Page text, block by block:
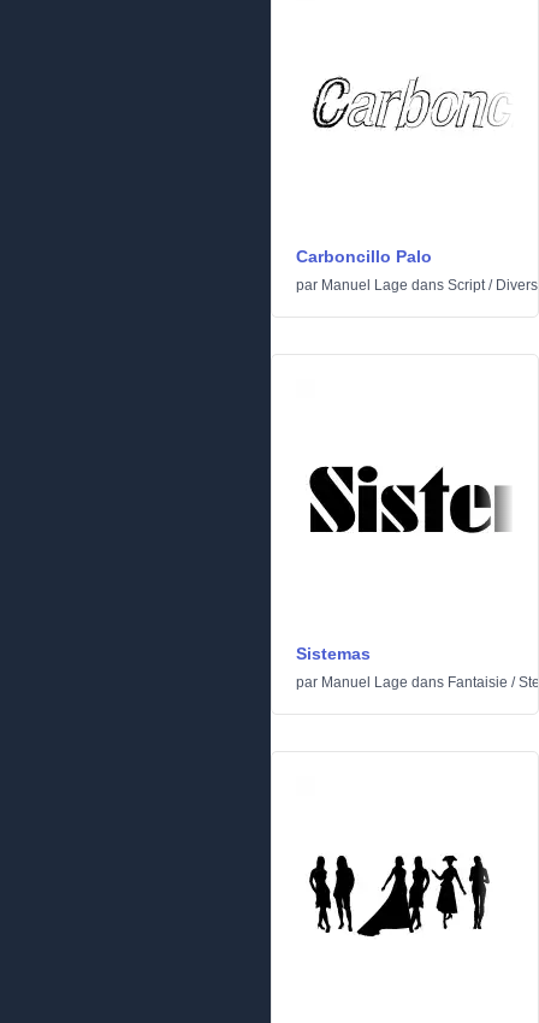
Carboncillo Palo
par Manuel Lage dans Script/ Divers
Sistemas
par Manuel Lage dans Fantaisie /